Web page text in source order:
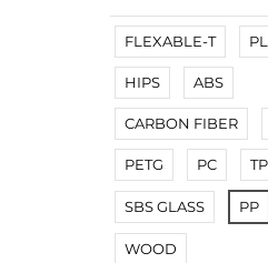
FLEXABLE-T
HIPS ABS
CARBON FIBER
PETG PC
SBS GLASS PP
WOOD